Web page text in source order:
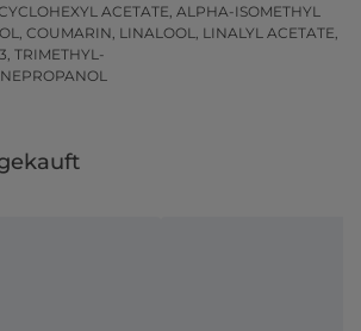
ACETATE, ALPHA-ISOMETHYL
COUMARIN, LINALOOL, LINALYL ACETATE,
TRIMETHYL-